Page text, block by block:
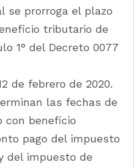
se prorroga el plazo
tributario de
1° del Decreto 0077
de febrero de 2020.
las fechas de
con beneficio
pago del impuesto
del impuesto de